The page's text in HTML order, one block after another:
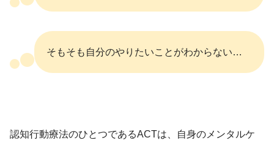
そもそも自分のやりたいことがわからない…
認知行動療法のひとつであるACTは、自身のメンタルケ